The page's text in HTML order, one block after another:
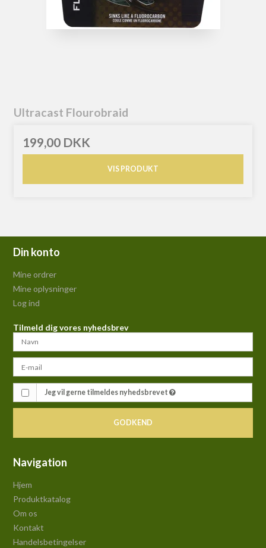
Ultracast Flourobraid
199,00 DKK
VIS PRODUKT
Din konto
Mine ordrer
Mine oplysninger
Log ind
Tilmeld dig vores nyhedsbrev
Jeg vil gerne tilmeldes nyhedsbrevet
GODKEND
Navigation
Hjem
Produktkatalog
Om os
Kontakt
Handelsbetingelser